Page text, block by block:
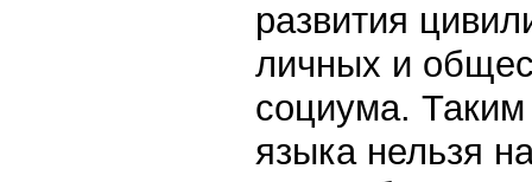
развития
личных и
социума.
языка нельзя